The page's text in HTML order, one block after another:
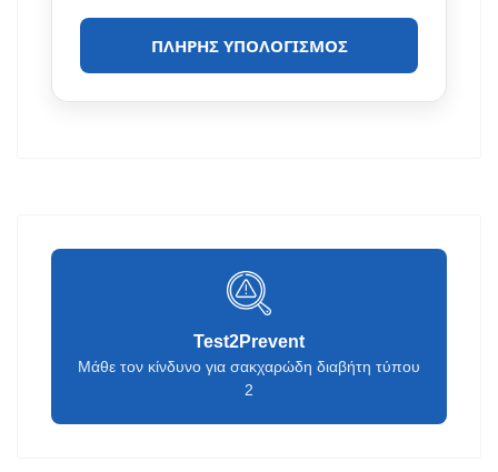
ΠΛΉΡΗΣ ΥΠΟΛΟΓΙΣΜΌΣ
Test2Prevent
Μάθε τον κίνδυνο για σακχαρώδη διαβήτη τύπου
2